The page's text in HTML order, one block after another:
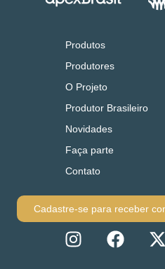
Produtos
Produtores
O Projeto
Produtor Brasileiro
Novidades
Faça parte
Contato
Cadastre-se para receber